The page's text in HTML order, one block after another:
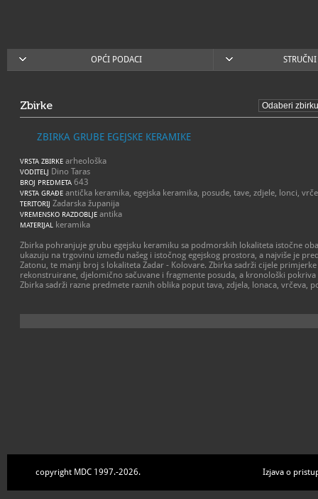
OPĆI PODACI
Zbirke
ZBIRKA GRUBE EGEJSKE KERAMIKE
VRSTA ZBIRKE arheološka
VODITELJ Dino Taras
BROJ PREDMETA 643
VRSTA GRAĐE antička keramika, egejska keramika, posude, tave, zdjele, lonci,
TERITORIJ Zadarska županija
VREMENSKO RAZDOBLJE antika
MATERIJAL keramika
Zbirka pohranjuje grubu egejsku keramiku sa podmorskih lokaliteta istočne
ukazuju na trgovinu između našeg i istočnog egejskog prostora, a najviše je
Zatonu, te manji broj s lokaliteta Zadar - Kolovare. Zbirka sadrži cijele
rekonstruirane, djelomično sačuvane i fragmente posuda, a kronološki
Zbirka sadrži razne predmete raznih oblika poput tava, zdjela, lonaca, vrčeva,
copyright MDC 1997.-2026. Izjava o